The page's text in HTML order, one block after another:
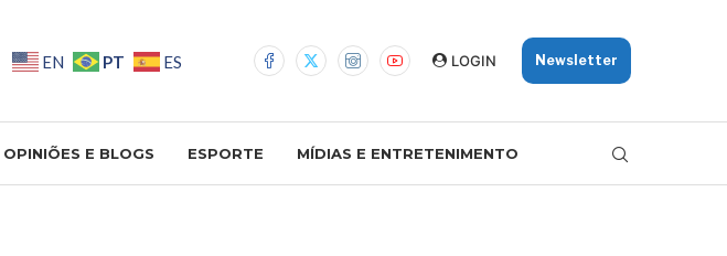
EN PT ES LOGIN Newsletter
OPINIÕES E BLOGS ESPORTE MÍDIAS E ENTRETENIMENTO